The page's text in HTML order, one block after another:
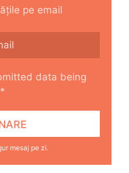
pe email
data being
mesaj pe zi.